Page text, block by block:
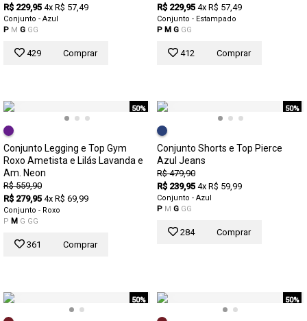
R$ 229,95 4x R$ 57,49
Conjunto - Azul
P M G GG
429 Comprar
R$ 229,95 4x R$ 57,49
Conjunto - Estampado
P M G GG
412 Comprar
50%
Conjunto Legging e Top Gym
Roxo Ametista e Lilás Lavanda e
Am. Neon
R$ 559,90
R$ 279,95 4x R$ 69,99
Conjunto - Roxo
P M G GG
361 Comprar
50%
Conjunto Shorts e Top Pierce
Azul Jeans
R$ 479,90
R$ 239,95 4x R$ 59,99
Conjunto - Azul
P M G GG
284 Comprar
50% 50%